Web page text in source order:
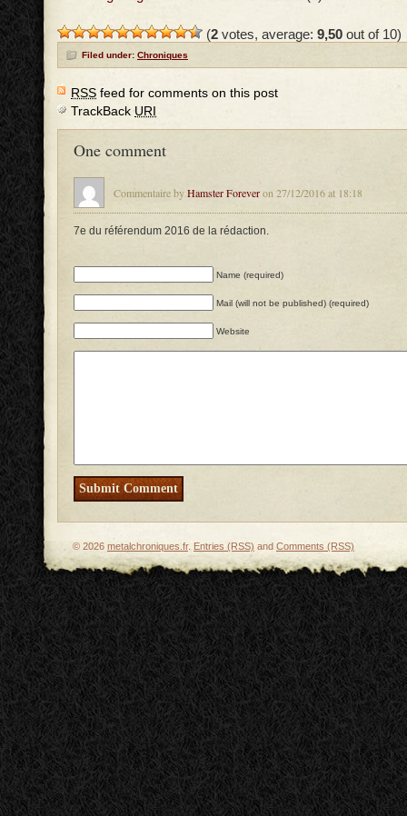
(2 votes, average: 9,50 out of 10)
Filed under: Chroniques
RSS feed for comments on this post
TrackBackURI
One comment
Commentaire byHamster Foreveron 27/12/2016 at 18:18
7e du référendum 2016 de la rédaction.
Name (required)
Mail (will not be published) (required)
Website
© 2026 metalchroniques.fr. Entries (RSS) and Comments (RSS)